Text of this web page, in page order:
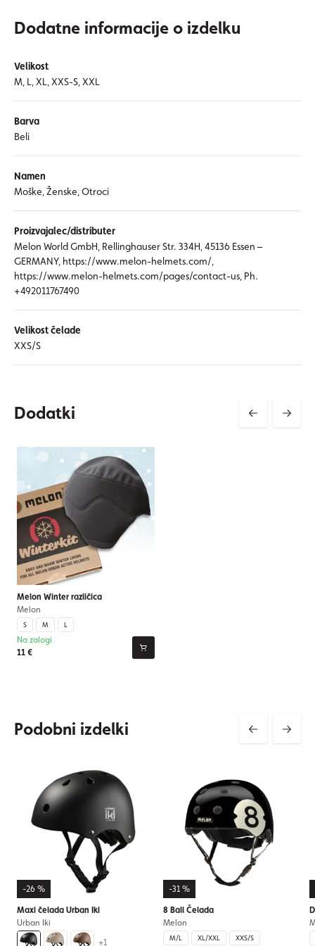
Dodatne informacije o izdelku
Velikost
M, L, XL, XXS-S, XXL
Barva
Beli
Namen
Moške, Ženske, Otroci
Proizvajalec/distributer
Melon World GmbH, Rellinghauser Str. 334H, 45136 Essen –
GERMANY, https://www.melon-helmets.com/,
https://www.melon-helmets.com/pages/contact-us, Ph.
+492011767490
Velikost čelade
XXS/S
Dodatki
Melon Winter različica
Melon
S M L
11 €
Na zalogi
Podobni izdelki
-26 %
Maxi čelada Urban Iki
Urban Iki
+1
-31 %
8 Ball Čelada
Melon
M/L XL/XXL XXS/S